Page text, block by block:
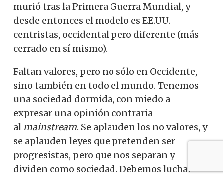
murió tras la Primera Guerra Mundial, y
desde entonces el modelo es EE.UU.
centristas, occidental pero diferente (más
cerrado en sí mismo).
Faltan valores, pero no sólo en Occidente,
sino también en todo el mundo. Tenemos
una sociedad dormida, con miedo a
expresar una opinión contraria
al mainstream. Se aplauden los no valores, y
se aplauden leyes que pretenden ser
progresistas, pero que nos separan y
dividen como sociedad. Debemos luchar